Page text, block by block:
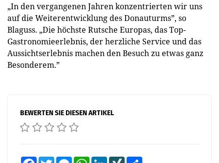
„In den vergangenen Jahren konzentrierten wir uns
auf die Weiterentwicklung des Donauturms”, so
Blaguss. „Die höchste Rutsche Europas, das Top-
Gastronomieerlebnis, der herzliche Service und das
Aussichtserlebnis machen den Besuch zu etwas ganz
Besonderem.”
BEWERTEN SIE DIESEN ARTIKEL
FacebookTwitter MessengerWhatsAppLinkedInXING